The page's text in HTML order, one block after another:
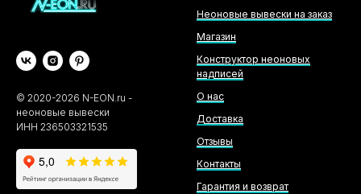
© 2020-2026 N-EON.ru -
неоновые вывески
ИНН 236503321535
Неоновые вывески на заказ
Магазин
Конструктор неоновых
надписей
О нас
Доставка
Отзывы
Контакты
Гарантия и возврат